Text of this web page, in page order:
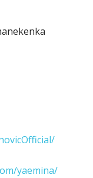
yaemina/